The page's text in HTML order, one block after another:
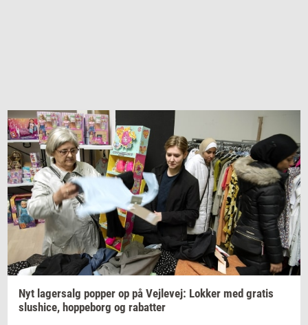
Nyt la­ger­salg pop­per op på Vej­le­vej: Lok­ker med gra­tis
slus­hi­ce, hop­pe­borg og ra­bat­ter